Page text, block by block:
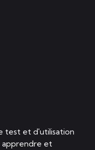
test et d'utilisation
apprendre et